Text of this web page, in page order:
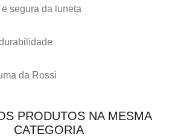
segura da luneta
da Rossi
PRODUTOS NA MESMA
CATEGORIA